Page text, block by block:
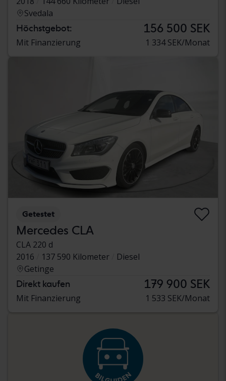
Svedala
Höchstgebot: 156 500 SEK
Mit Finanzierung 1 334 SEK/Monat
Getestet
Mercedes CLA
CLA 220 d
2016
137 590 Kilometer
Diesel
Getinge
Direkt kaufen 179 900 SEK
Mit Finanzierung 1 533 SEK/Monat